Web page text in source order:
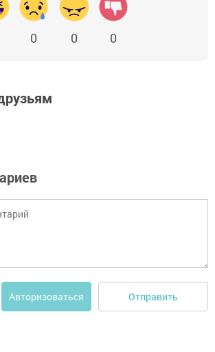
0 0 0
Авторизоваться Отправить